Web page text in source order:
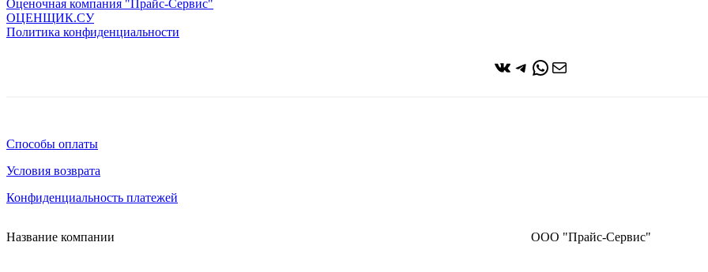
Оценочная компания "Прайс-Сервис"
ОЦЕНЩИК.СУ
Политика конфиденциальности
ВКонтакте
Telegram
WhatsApp
Почта
Способы оплаты
Условия возврата
Конфиденциальность платежей
Название компании ООО "Прайс-Сервис"